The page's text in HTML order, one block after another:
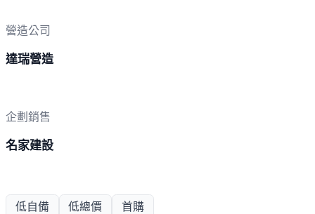
營造公司
達瑞營造
企劃銷售
名家建設
低自備 低總價 首購